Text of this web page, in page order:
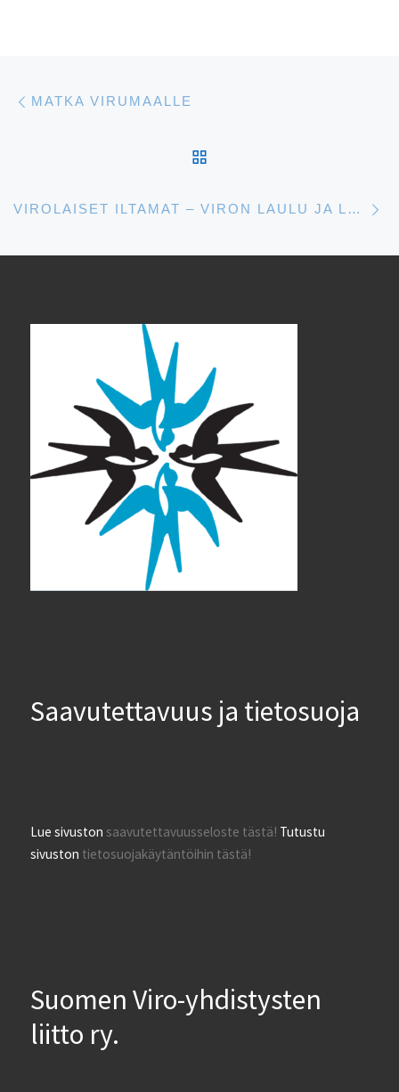
Artikkelien navigointi
MATKA VIRUMAALLE
VIROLAISET ILTAMAT – VIRON LAULU JA LEIPÄ
Saavutettavuus ja tietosuoja
Lue sivustonsaavutettavuusseloste tästä! Tutustu
sivuston tietosuojakäytäntöihin tästä!
Suomen Viro-yhdistysten
liitto ry.